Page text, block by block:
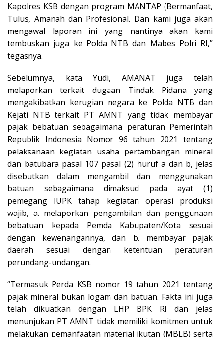
Kapolres KSB dengan program MANTAP (Bermanfaat,
Tulus, Amanah dan Profesional. Dan kami juga akan
mengawal laporan ini yang nantinya akan kami
tembuskan juga ke Polda NTB dan Mabes Polri RI,”
tegasnya.
Sebelumnya, kata Yudi, AMANAT juga telah
melaporkan terkait dugaan Tindak Pidana yang
mengakibatkan kerugian negara ke Polda NTB dan
Kejati NTB terkait PT AMNT yang tidak membayar
pajak bebatuan sebagaimana peraturan Pemerintah
Republik Indonesia Nomor 96 tahun 2021 tentang
pelaksanaan kegiatan usaha pertambangan mineral
dan batubara pasal 107 pasal (2) huruf a dan b, jelas
disebutkan dalam mengambil dan menggunakan
batuan sebagaimana dimaksud pada ayat (1)
pemegang IUPK tahap kegiatan operasi produksi
wajib, a. melaporkan pengambilan dan penggunaan
bebatuan kepada Pemda Kabupaten/Kota sesuai
dengan kewenangannya, dan b. membayar pajak
daerah sesuai dengan ketentuan peraturan
perundang-undangan.
“Termasuk Perda KSB nomor 19 tahun 2021 tentang
pajak mineral bukan logam dan batuan. Fakta ini juga
telah dikuatkan dengan LHP BPK RI dan jelas
menunjukan PT AMNT tidak memiliki komitmen untuk
melakukan pemanfaatan material ikutan (MBLB) serta